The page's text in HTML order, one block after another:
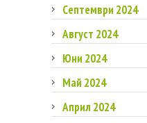
Септември 2024
Август 2024
Юни 2024
Май 2024
Април 2024